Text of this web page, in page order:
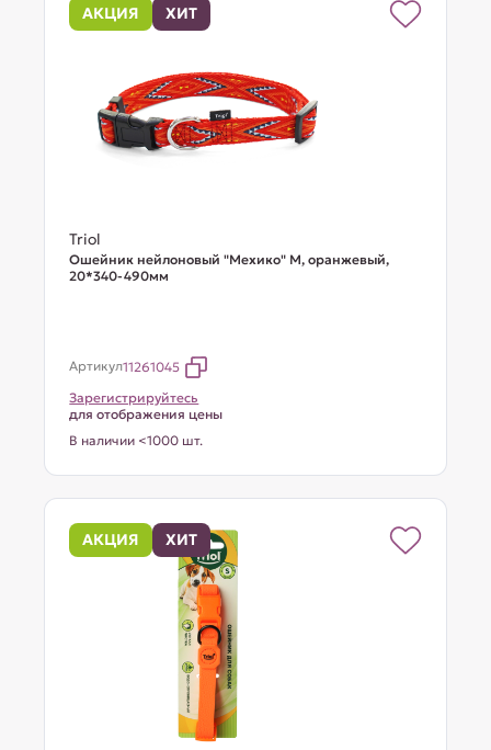
АКЦИЯ ХИТ
Triol
Ошейник нейлоновый "Мехико" M, оранжевый,
20*340-490мм
Артикул11261045
Зарегистрируйтесь
для отображения цены
В наличии <1000 шт.
АКЦИЯ ХИТ